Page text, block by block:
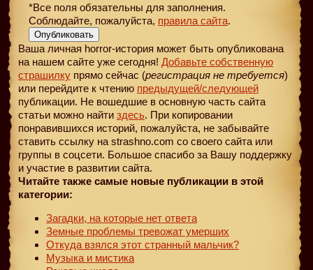
*Все поля обязательны для заполнения.
Соблюдайте, пожалуйста, правила сайта.
Опубликовать
Ваша личная horror-история может быть опубликована
на нашем сайте уже сегодня! Добавьте собственную
страшилку прямо сейчас (регистрация не требуется)
или перейдите к чтению предыдущей/следующей
публикации. Не вошедшие в основную часть сайта
статьи можно найти здесь. При копировании
понравившихся историй, пожалуйста, не забывайте
ставить ссылку на strashno.com со своего сайта или
группы в соцсети. Большое спасибо за Вашу поддержку
и участие в развитии сайта.
Читайте также самые новые публикации в этой
категории:
Загадки, на которые нет ответа
Земные проблемы тревожат умерших
Откуда взялся этот странный мальчик?
Музыка и мистика